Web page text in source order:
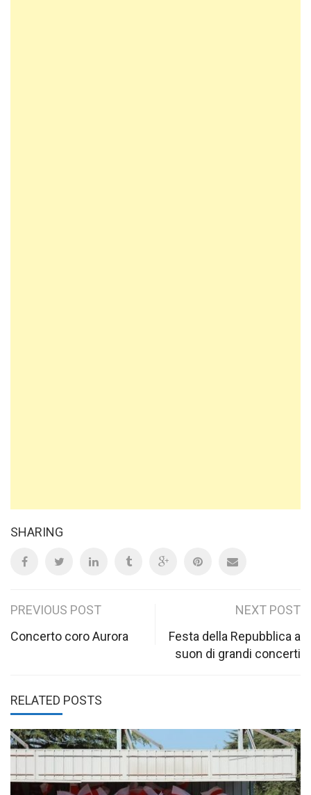
SHARING
Post
navigation
PREVIOUS POST
Concerto coro Aurora
NEXT POST
Festa della Repubblica a
suon di grandi concerti
RELATED POSTS